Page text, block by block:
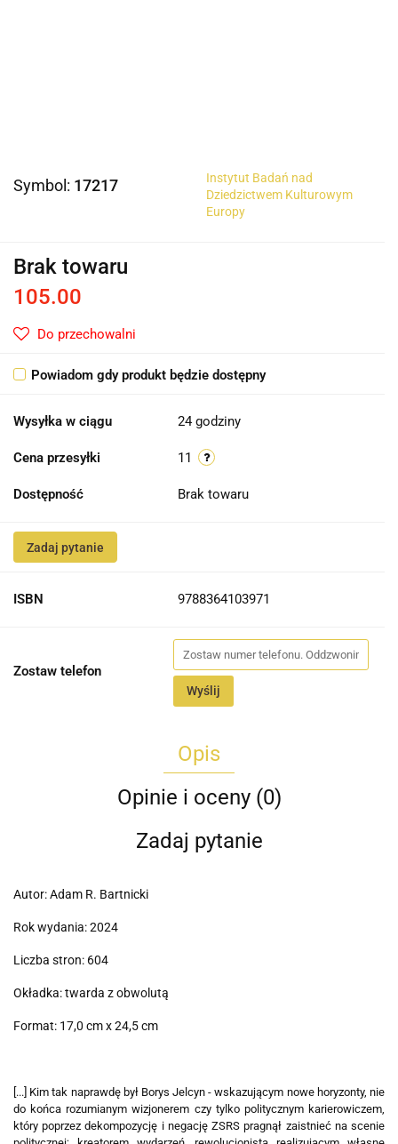
Symbol: 17217
Instytut Badań nad
Dziedzictwem Kulturowym
Europy
Brak towaru
105.00
Do przechowalni
Powiadom gdy produkt będzie dostępny
Wysyłka w ciągu 24 godziny
Cena przesyłki 11
Dostępność Brak towaru
Zadaj pytanie
ISBN 9788364103971
Zostaw telefon
Wyślij
Opis
Opinie i oceny (0)
Zadaj pytanie
Autor: Adam R. Bartnicki
Rok wydania: 2024
Liczba stron: 604
Okładka: twarda z obwolutą
Format: 17,0 cm x 24,5 cm
[...] Kim tak naprawdę był Borys Jelcyn - wskazującym nowe horyzonty, nie
do końca rozumianym wizjonerem czy tylko politycznym karierowiczem,
który poprzez dekompozycję i negację ZSRS pragnął zaistnieć na scenie